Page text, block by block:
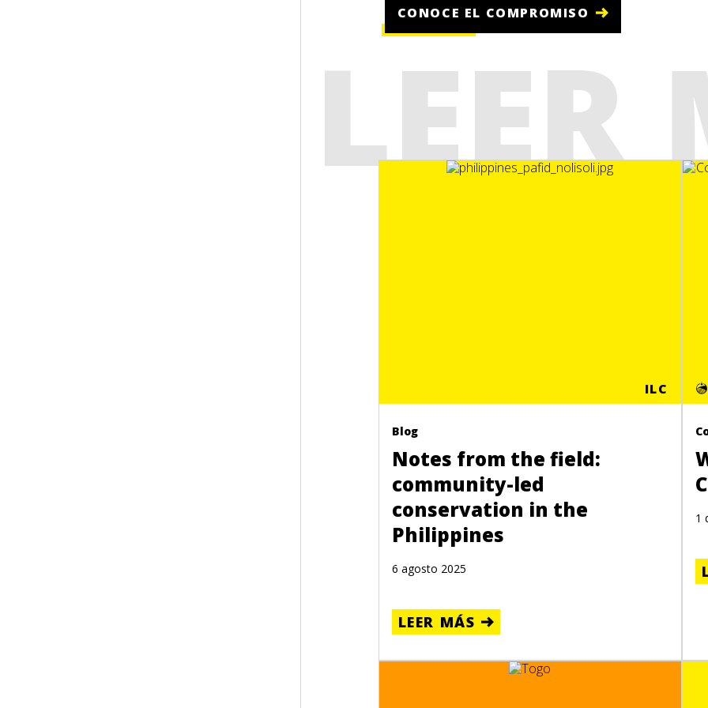
CONOCE EL COMPROMISO
LEER
ILC
Blog
Notes from the field:
community-led
conservation in the
Philippines
6 agosto 2025
LEER MÁS
1